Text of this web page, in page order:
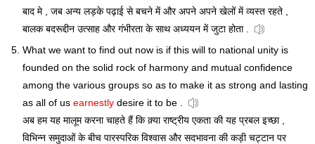
बाद मे , जब अन्य लड़के पढ़ाई से बचने में और अपने अपने खेलों में व्यस्त रहते ,
बालक बदरूद्दीन उत्साह और गंभीरता के साथ अध्ययन में जुटा होता .
What we want to find out now is if this will to national unity is
founded on the solid rock of harmony and mutual confidence
among the various groups so as to make it as strong and lasting
as all of us earnestly desire it to be .
अब हम यह मालूम करना चाहते हैं कि क़्या राष्ट्रीय एकता की यह प्रबल इच्छा ,
विभिन्न समुदाओं के बीच पारस्परिक विश्वास और सदभावना की कड़ी चट्टान पर